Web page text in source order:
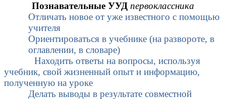
Познавательные УУД первоклассника
Отличать новое от уже известного с помощью
учителя
Ориентироваться в учебнике (на развороте, в
оглавлении, в словаре)
Находить ответы на вопросы, используя
учебник, свой жизненный опыт и информацию,
полученную на уроке
Делать выводы в результате совместной